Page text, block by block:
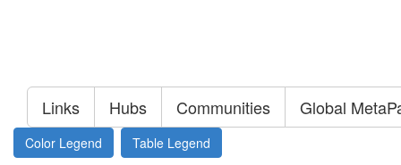
Links Hubs Communities Global
Color Legend Table Legend